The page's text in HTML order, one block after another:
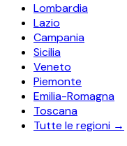
Lombardia
Lazio
Campania
Sicilia
Veneto
Piemonte
Emilia-Romagna
Toscana
Tutte le regioni →